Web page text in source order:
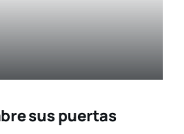
sus puertas